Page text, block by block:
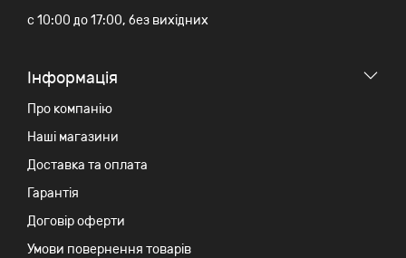
c 10:00 до 17:00, без вихідних
Iнформація
Про компанію
Наші магазини
Доставка та оплата
Гарантія
Договір оферти
Умови повернення товарів